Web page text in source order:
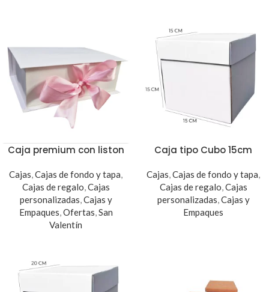
Caja premium con liston
Cajas,Cajas de fondo y tapa,
Cajas de regalo,Cajas
personalizadas,Cajas y
Empaques,Ofertas,San
Valentín
Caja tipo Cubo 15cm
Cajas,Cajas de fondo y tapa,
Cajas de regalo,Cajas
personalizadas,Cajas y
Empaques